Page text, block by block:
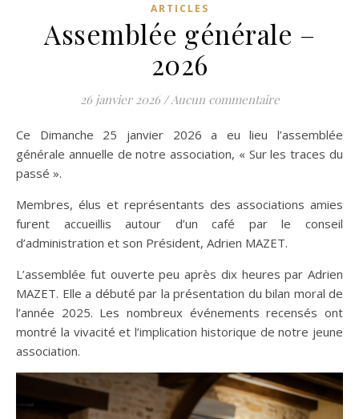
ARTICLES
Assemblée générale –
2026
26 janvier 2026 / Aucun commentaire
Ce Dimanche 25 janvier 2026 a eu lieu l’assemblée
générale annuelle de notre association, « Sur les traces du
passé ».
Membres, élus et représentants des associations amies
furent accueillis autour d’un café par le conseil
d’administration et son Président, Adrien MAZET.
L’assemblée fut ouverte peu après dix heures par Adrien
MAZET. Elle a débuté par la présentation du bilan moral de
l’année 2025. Les nombreux événements recensés ont
montré la vivacité et l’implication historique de notre jeune
association.